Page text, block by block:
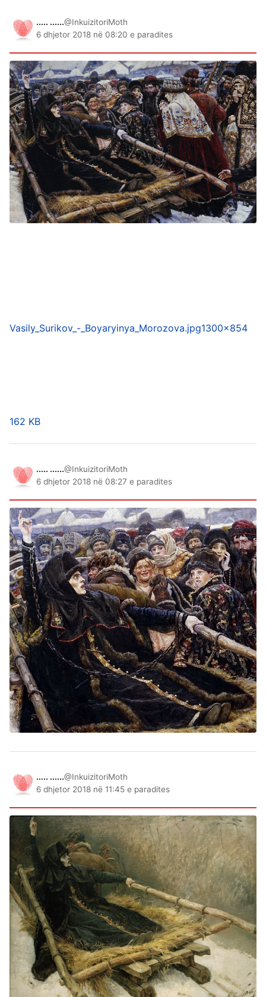
..... ......@InkuizitoriMoth
6 dhjetor 2018 në 08:20 e paradites
Vasily_Surikov_-_Boyaryinya_Morozova.jpg1300×854
162 KB
..... ......@InkuizitoriMoth
6 dhjetor 2018 në 08:27 e paradites
..... ......@InkuizitoriMoth
6 dhjetor 2018 në 11:45 e paradites